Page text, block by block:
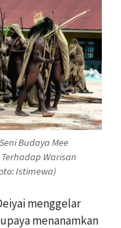
Budaya Mee
Warisan
Istimewa)
menggelar
menanamkan